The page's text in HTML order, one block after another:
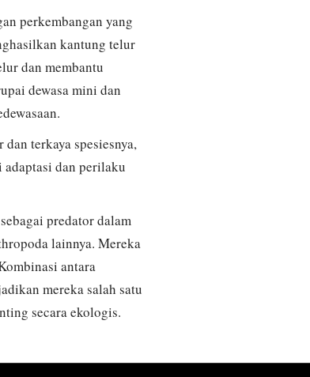
perkembangan yang
kantung telur
dan membantu
dewasa mini dan
terkaya spesiesnya,
dan perilaku
predator dalam
lainnya. Mereka
antara
mereka salah satu
secara ekologis.